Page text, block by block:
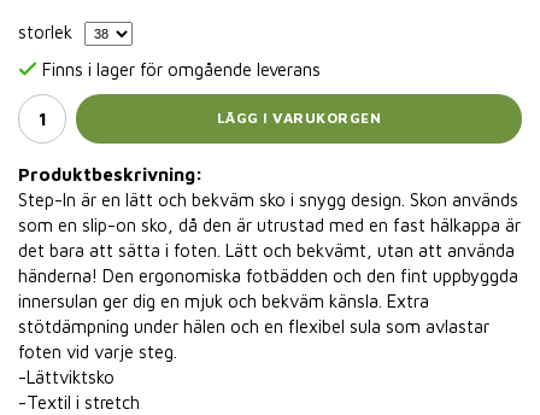
storlek
Finns i lager för omgående leverans
LÄGG I VARUKORGEN
Produktbeskrivning:
Step-In är en lätt och bekväm sko i snygg design. Skon används
som en slip-on sko, då den är utrustad med en fast hälkappa är
det bara att sätta i foten. Lätt och bekvämt, utan att använda
händerna! Den ergonomiska fotbädden och den fint uppbyggda
innersulan ger dig en mjuk och bekväm känsla. Extra
stötdämpning under hälen och en flexibel sula som avlastar
foten vid varje steg.
-Lättviktsko
-Textil i stretch